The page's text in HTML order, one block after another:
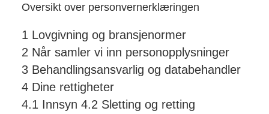
Oversikt over personvernerklæringen
1 Lovgivning og bransjenormer
2 Når samler vi inn personopplysninger
3 Behandlingsansvarlig og databehandler
4 Dine rettigheter
4.1 Innsyn 4.2 Sletting og retting